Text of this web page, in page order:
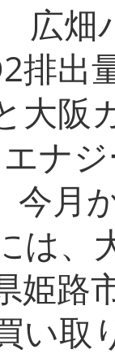
畑
出
大阪
ナ
今月
は、
姫路
い取